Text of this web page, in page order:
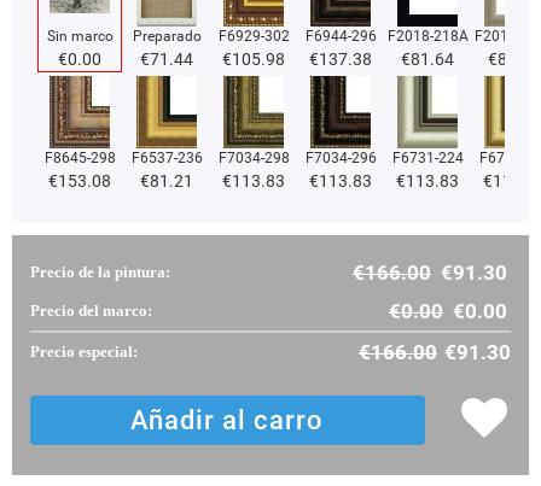
Sin marco
€0.00
Preparado
€71.44
F6929-302
€105.98
F6944-296
€137.38
F2018-218A
€81.64
F2018-
€81.64
F8645-298
€153.08
F6537-236
€81.21
F7034-298
€113.83
F7034-296
€113.83
F6731-224
€113.83
F6731-
€
Precio de la pintura: €166.00 €91.30
Precio del marco: €0.00 €0.00
Precio especial: €166.00 €91.30